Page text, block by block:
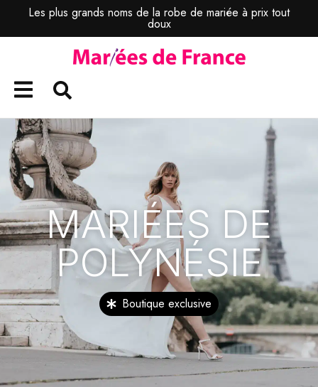
Les plus grands noms de la robe de mariée à prix tout
doux
MARIÉES DE
POLYNÉSIE
Boutique exclusive